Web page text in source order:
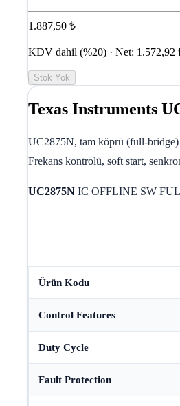
1.887,50 ₺
KDV dahil (%20) · Net: 1.572,92
Stok Yok
Texas Instruments
UC2875N, tam köprü (full-bridge)
Frekans kontrolü, soft start,
UC2875N IC OFFLINE SW
Ürün Kodu
Control Features
Duty Cycle
Fault Protection